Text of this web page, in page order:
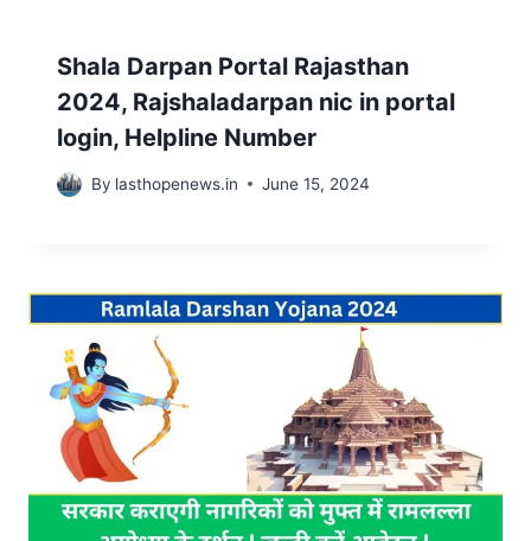
Shala Darpan Portal Rajasthan
2024, Rajshaladarpan nic in portal
login, Helpline Number
By lasthopenews.in June 15, 2024